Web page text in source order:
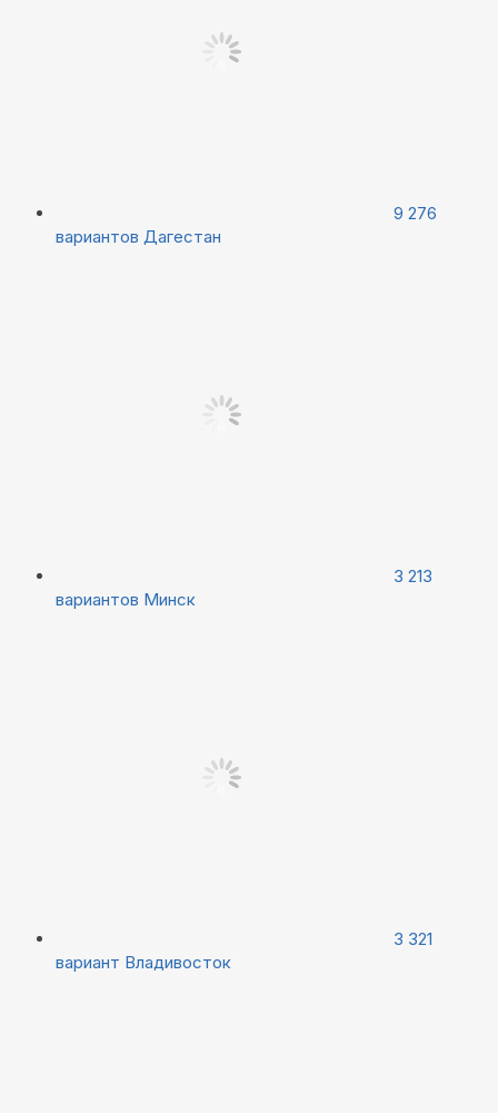
9 276
вариантов Дагестан
3 213
вариантов Минск
3 321
вариант Владивосток